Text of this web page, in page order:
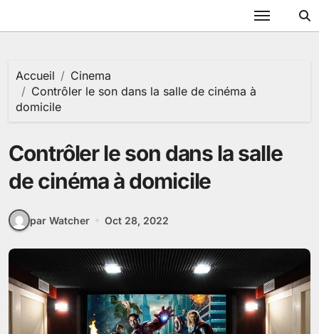
Accueil
Cinema
Contrôler le son dans la salle de cinéma à
domicile
Contrôler le son dans la salle
de cinéma à domicile
par Watcher Oct 28, 2022